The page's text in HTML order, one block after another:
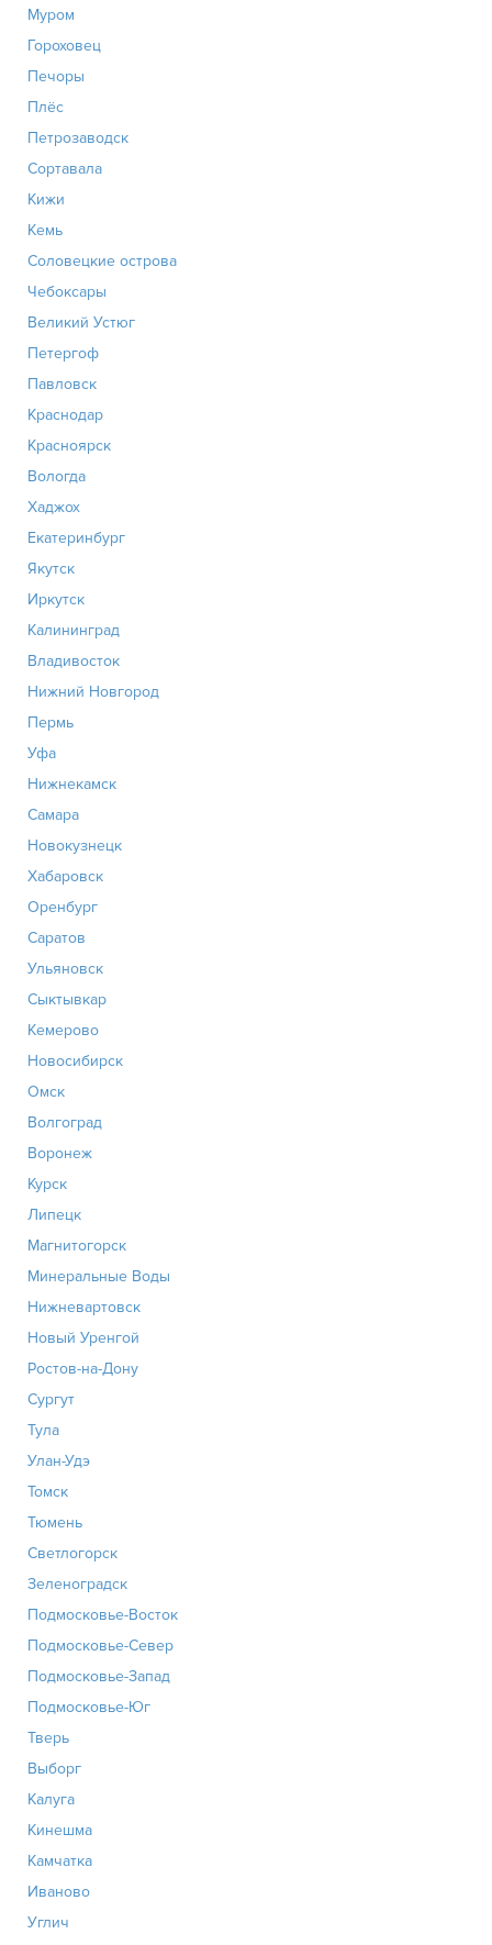
Муром
Гороховец
Печоры
Плёс
Петрозаводск
Сортавала
Кижи
Кемь
Соловецкие острова
Чебоксары
Великий Устюг
Петергоф
Павловск
Краснодар
Красноярск
Вологда
Хаджох
Екатеринбург
Якутск
Иркутск
Калининград
Владивосток
Нижний Новгород
Пермь
Уфа
Нижнекамск
Самара
Новокузнецк
Хабаровск
Оренбург
Саратов
Ульяновск
Сыктывкар
Кемерово
Новосибирск
Омск
Волгоград
Воронеж
Курск
Липецк
Магнитогорск
Минеральные Воды
Нижневартовск
Новый Уренгой
Ростов-на-Дону
Сургут
Тула
Улан-Удэ
Томск
Тюмень
Светлогорск
Зеленоградск
Подмосковье-Восток
Подмосковье-Север
Подмосковье-Запад
Подмосковье-Юг
Тверь
Выборг
Калуга
Кинешма
Камчатка
Иваново
Углич